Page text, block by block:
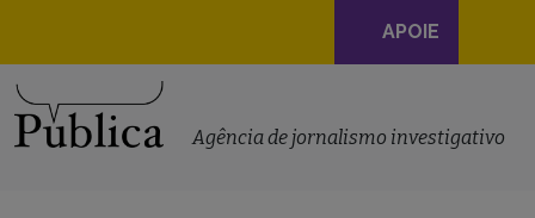
Navegação
principal
APOIE
Agência de jornalismo investigativo